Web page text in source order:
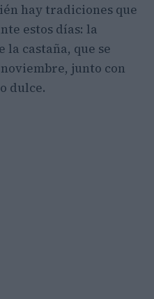
hay tradiciones que
estos días: la
la castaña, que se
junto con
dulce.